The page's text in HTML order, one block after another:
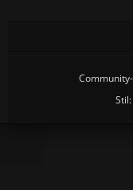
Stil: